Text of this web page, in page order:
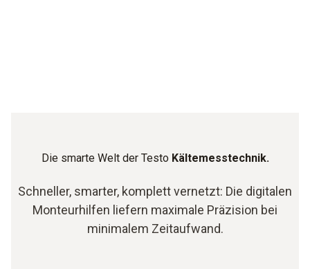
Die smarte Welt der Testo Kältemesstechnik.
Schneller, smarter, komplett vernetzt: Die digitalen
Monteurhilfen liefern maximale Präzision bei
minimalem Zeitaufwand.